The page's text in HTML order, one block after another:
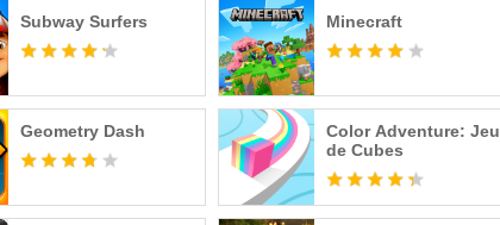
Subway Surfers Minecraft
Geometry Dash
Color Adventure: Jeu
de Cubes